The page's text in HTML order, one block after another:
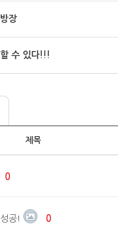
방장
할 수 있다!!!
제목
0
공! 0